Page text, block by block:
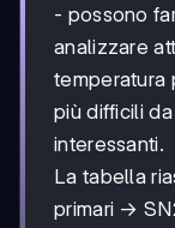
- possono
analizzare
temperatura
più difficili
interessanti.
La tabella
primari →